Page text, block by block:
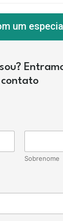
um
contato
Sobrenome